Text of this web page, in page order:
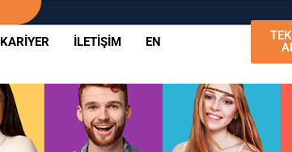
KARIYER İLETIŞIM EN